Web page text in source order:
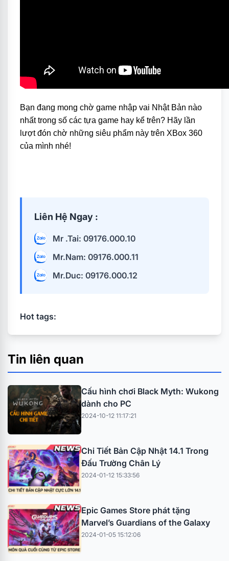
Tin liên quan
Cấu hình chơi Black Myth: Wukong
dành cho PC
2024-10-12 11:17:21
Chi Tiết Bản Cập Nhật 14.1 Trong
Đấu Trường Chân Lý
2024-01-12 15:33:56
Epic Games Store phát tặng
Marvel’s Guardians of the Galaxy
2024-01-05 15:12:06
Bạn đang mong chờ game nhập vai Nhật Bản nào
nhất trong số các tựa game hay kể trên? Hãy lần
lượt đón chờ những siêu phẩm này trên XBox 360
của mình nhé!
Liên Hệ Ngay :
Mr .Tai: 09176.000.10
Mr.Nam: 09176.000.11
Mr.Duc: 09176.000.12
Hot tags: